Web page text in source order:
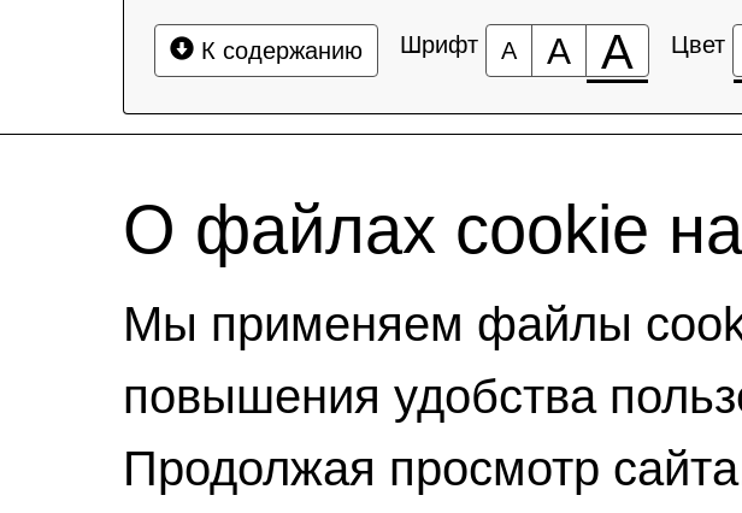
К содержанию Шрифт А А А Цвет
О файлах cookie
Мы применяем файлы
повышения удобства
Продолжая просмотр